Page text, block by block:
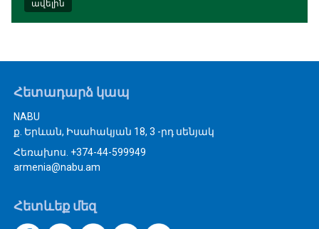
ավելին
Հետադարձ կապ
NABU
ք. Երևան, Իսահակյան 18, 3 -րդ սենյակ
Հեռախոս. +374-44-599949
armenia@nabu.am
Հետևեք մեզ